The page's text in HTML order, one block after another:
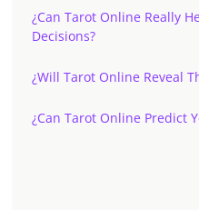
¿Can Tarot Online Really
Decisions?
¿Will Tarot Online Reveal
¿Can Tarot Online Predict